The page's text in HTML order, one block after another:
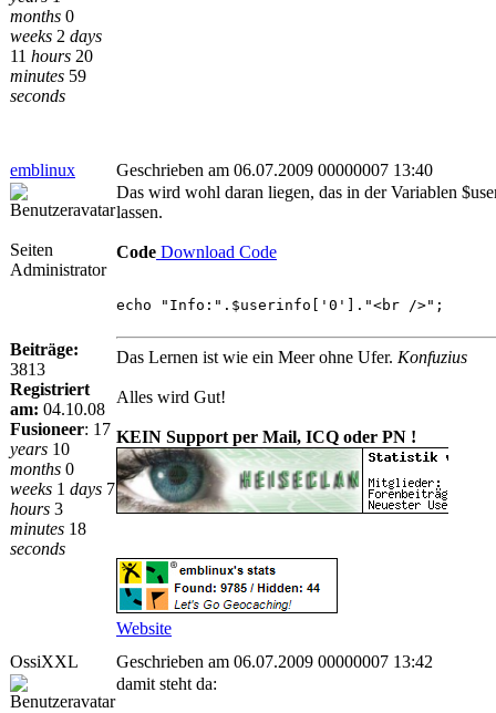
months 0
weeks 2 days
11 hours 20
minutes 59
seconds
emblinux Geschrieben am 06.07.2009 00000007 13:40
Seiten
Administrator
Beiträge:
3813
Registriert
am: 04.10.08
Fusioneer: 17
years 10
months 0
weeks 1 days 7
hours 3
minutes 18
seconds
Das wird wohl daran liegen, das in der Variablen
lassen.
Code Download Code
echo "Info:".$userinfo['0']."<br />";
Das Lernen ist wie ein Meer ohne Ufer. Konfuzius
Alles wird Gut!
KEIN Support per Mail, ICQ oder PN !
Website
OssiXXL
Geschrieben am 06.07.2009 00000007 13:42
damit steht da: